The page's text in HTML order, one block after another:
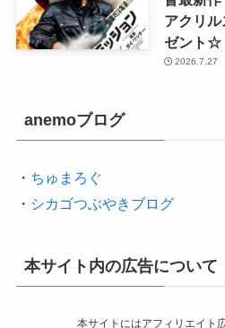
アクリ
ゼント☆
2026.7.27
anemoブログ
・ ちゅまろぐ
・ シカゴつぶやきブログ
本サイト内の広告について
本サイトにはアフィリエイト